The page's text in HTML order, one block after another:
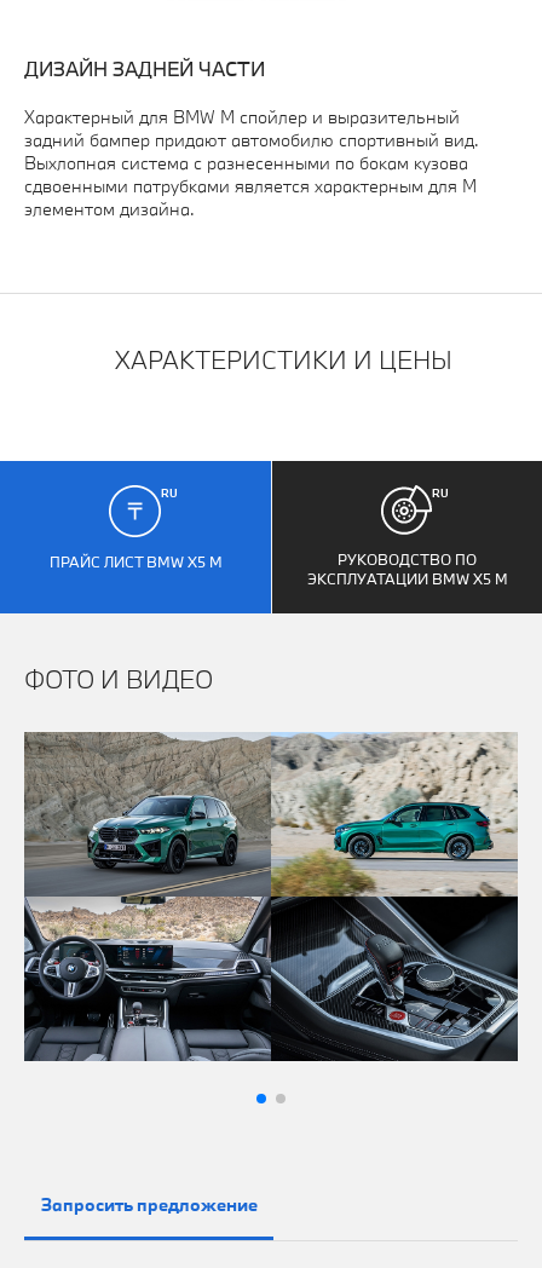
ДИЗАЙН ЗАДНЕЙ ЧАСТИ
Характерный для BMW M спойлер и выразительный
задний бампер придают автомобилю спортивный вид.
Выхлопная система с разнесенными по бокам кузова
сдвоенными патрубками является характерным для M
элементом дизайна.
ХАРАКТЕРИСТИКИ И ЦЕНЫ
ПРАЙС ЛИСТ BMW X5 M
РУКОВОДСТВО ПО
ЭКСПЛУАТАЦИИ BMW X5 M
ФОТО И ВИДЕО
Запросить предложение